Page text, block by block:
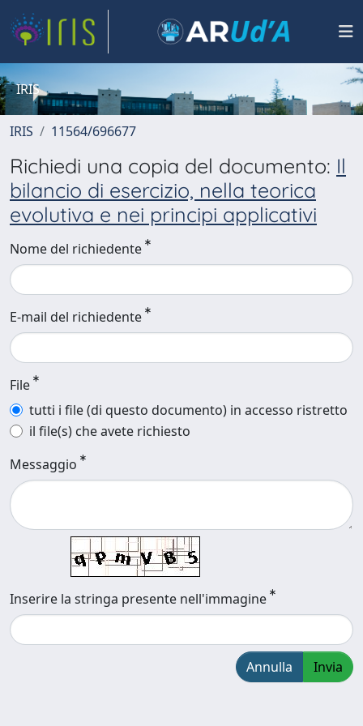
IRIS
IRIS 11564/696677
Richiedi una copia del documento: Il
bilancio di esercizio, nella teorica
evolutiva e nei principi applicativi
Nome del richiedente
E-mail del richiedente
File
tutti i file (di questo documento) in accesso ristretto
il file(s) che avete richiesto
Messaggio
Inserire la stringa presente nell'immagine
Annulla Invia